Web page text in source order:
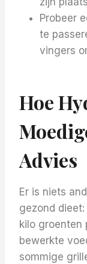
Probeer
te
vingers
Hoe
Advies
Er is niets
gezond
kilo groenten
bewerkte
sommige